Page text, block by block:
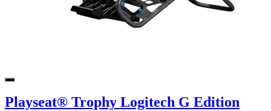
Playseat® Trophy Logitech G Edition